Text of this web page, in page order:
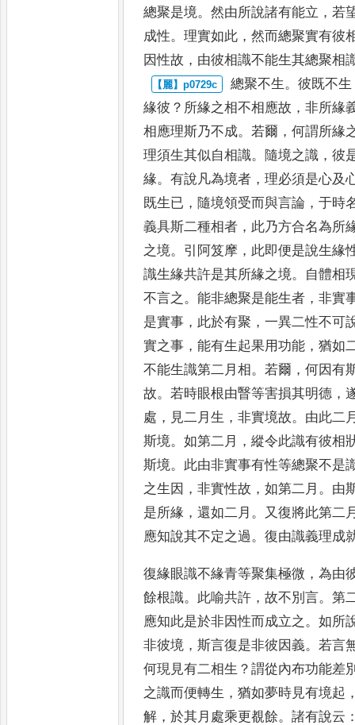
總聚是境。然由所說諸有能立 ，若
成性。理實如此 ，然而總聚實有彼
因性故 ， 由彼相識不能生其總聚相
總聚不生。彼既不生
緣彼 ？ 所緣之相不相應故 ，非所緣
相應理斯乃不成。若爾 ，何謂所緣
理須生其似自相識。 隨境之識 ，彼
緣。有說凡為境者 ，理必須是心及
既生已 ， 隨境領受而與言論 ，于時
義具斯二種相者 ， 此乃方合名為所
之境。 引阿笈摩 ， 此即便是說生緣
識生緣共許是其所緣之境。
自體相
不言之。能非總聚是能生者 ，非實
是實事 ， 此於有聚 ，一異二性不可
實之事 ，能有生起果用功能 ，猶如
不能生識第二月相。若爾 ，何因有
故。若時眼根由瞖等害損其明德 ，
處 ， 見二 月生 ，非實境故。 由此二
斯境。如第二月 ，縱令此識有彼相
斯境。 此由非實事有性等總聚不是
之生因 ，非實性故 ，如第二月 。 由
是所緣 ，還如二月 。
又復將此第二
應知說其不定之過。復由識義理成
復緣眼識不緣青等聚集極微 ，為由
餘根識。 此喻共許 ，故不別言。第
應知此是於非因性而成立之。如所
非彼境 ，斯言復是非彼因義。若言
何現見有二相生 ？謂從內布功能差
之識而便轉生 ，猶如夢時見有境起
解 ，於其月處乘更覩餘。諸有說云